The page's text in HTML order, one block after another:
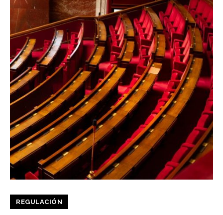
REGULACIÓN